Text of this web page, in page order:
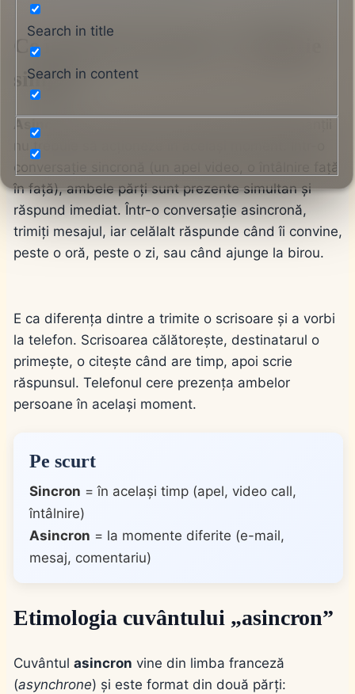
Ce înseamnă asincron – definiție
simplă
Asincron
nu trebuie să acționeze în același moment. Într-o
conversație sincronă (un apel video, o întâlnire față
în față), ambele părți sunt prezente simultan și
răspund imediat. Într-o conversație asincronă,
trimiți mesajul, iar celălalt răspunde când îi convine,
peste o oră, peste o zi, sau când ajunge la birou.
E ca diferența dintre a trimite o scrisoare și a vorbi
la telefon. Scrisoarea călătorește, destinatarul o
primește, o citește când are timp, apoi scrie
răspunsul. Telefonul cere prezența ambelor
persoane în același moment.
Pe scurt
Sincron = în același timp (apel, video call,
întâlnire)
Asincron = la momente diferite (e-mail,
mesaj, comentariu)
Etimologia cuvântului „asincron”
Cuvântul asincron vine din limba franceză
(asynchrone) și este format din două părți:
Search in title
Search in content